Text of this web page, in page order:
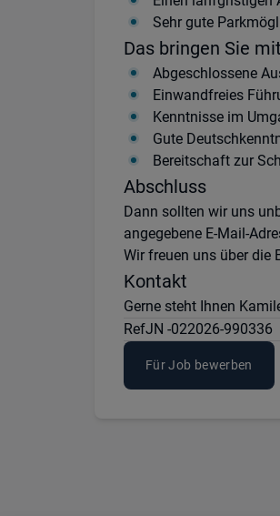
Sehr gute
Das bringen Sie mit
Abgeschlossene
Einwandfreies
Kenntnisse im
Gute
Bereitschaft zur
Abschluss
Dann sollten wir uns
angegebene E-Mail-
Wir freuen uns über die
Kontakt
Gerne steht Ihnen
RefJN -022026-990336
Für Job bewerben